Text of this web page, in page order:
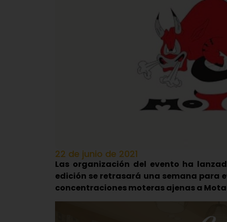
22 de junio de 2021
Las organización del evento ha
edición se retrasará una semana
concentraciones moteras ajenas a